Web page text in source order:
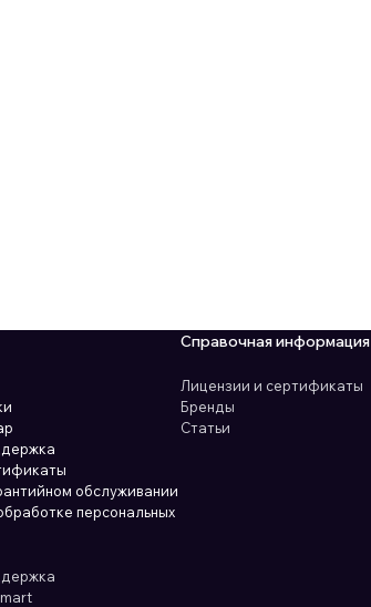
обслуживании
персональных
Справочная информация
Лицензии и сертификаты
Бренды
Статьи